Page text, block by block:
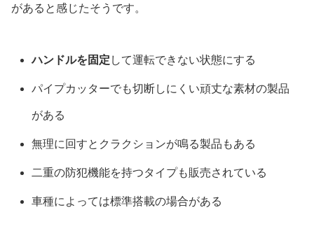
があると感じたそうです。
ハンドルを固定 して運転できない状態にする
パイプカッターでも切断しにくい頑丈な素材の製品
がある
無理に回すとクラクションが鳴る製品もある
二重の防犯機能を持つタイプも販売されている
車種によっては標準搭載の場合がある